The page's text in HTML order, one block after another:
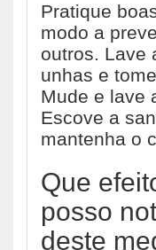
Pratique
modo a
outros. Lave
unhas e
Mude e lave
Escove a
mantenha o
Que
posso
deste